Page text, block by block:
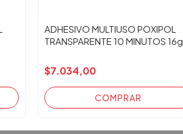
ADHESIVO MULTIUSO POXIPOL
TRANSPARENTE 10 MINUTOS 16g.
$7.034,00